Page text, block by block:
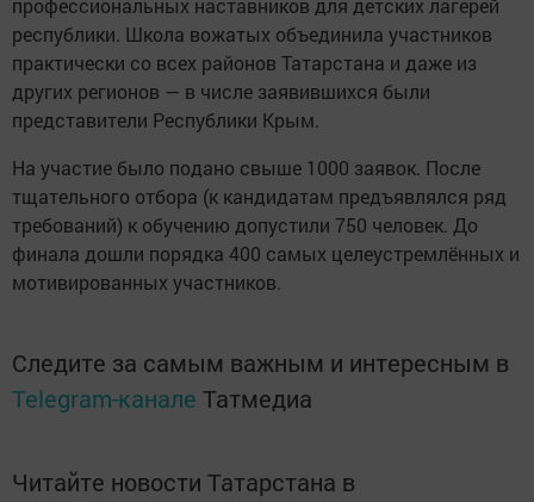
профессиональных наставников для детских лагерей
республики. Школа вожатых объединила участников
практически со всех районов Татарстана и даже из
других регионов — в числе заявившихся были
представители Республики Крым.
На участие было подано свыше 1000 заявок. После
тщательного отбора (к кандидатам предъявлялся ряд
требований) к обучению допустили 750 человек. До
финала дошли порядка 400 самых целеустремлённых и
мотивированных участников.
Следите за самым важным и интересным в
Telegram-канале Татмедиа
Читайте новости Татарстана в